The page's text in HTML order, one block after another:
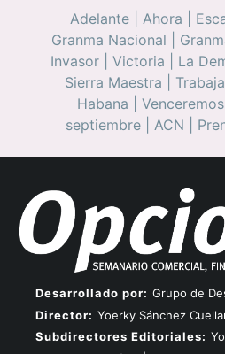
Adelante Ahora
Granma Nacional
Invasor
Victoria La
Sierra Maestra
Habana
Venceremos
septiembre| ACN
Desarrollado por: Grupo de
Director: Yoerky Sánchez
Subdirectores Editoriales: